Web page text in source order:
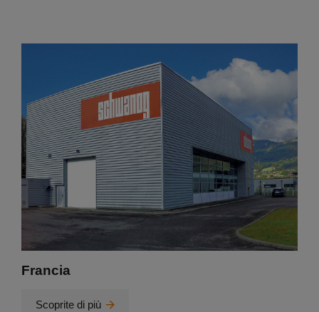
Francia
Scoprite di più